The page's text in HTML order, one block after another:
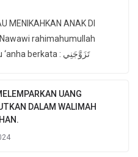
MENIKAHKAN ANAK DI
rahimahumullah
Ta’ala Dari Aisyah radhiyallahu ‘anha berkata : تَزَوَّجَنِي
UANG
DALAM WALIMAH